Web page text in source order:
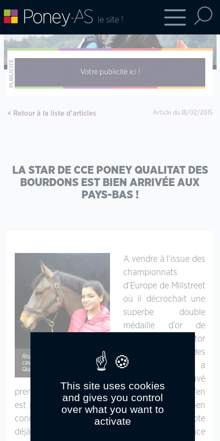
Retour à la liste d'articles Article du 18/02/2015
LA STAR DE CCE PONEY QUALITAT DES
BOURDONS EST BIEN ARRIVÉE AUX
PAYS-BAS !
Roza Driessen sera la nouvelle
cavalière du beau (et bon !)
Qualitat ! – ph. coll. privée
A vendre à l’issue des
championnats
d’Europe de Millstreet
où il décrochait une
superbe double
médaille d’or de
Complet avec Victor
Leveque, Qualitat des
Bourdons a
finalement trouvé
preneur aux Pays-Bas. La famille Driessen, qui s’en
est porté acquéreur pour leur fille Roza, est bien
connue du circuit où le grand frère Levi compte
déjà plusieurs participations à l’échéance
This site uses cookies
and gives you control
over what you want to
activate